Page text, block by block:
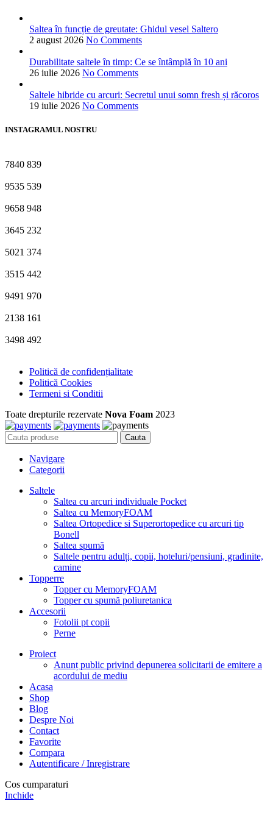
Saltea în funcție de greutate: Ghidul vesel Saltero
2 august 2026 No Comments
Durabilitate saltele în timp: Ce se întâmplă în 10 ani
26 iulie 2026 No Comments
Saltele hibride cu arcuri: Secretul unui somn fresh și răcoros
19 iulie 2026 No Comments
INSTAGRAMUL NOSTRU
7840 839
9535 539
9658 948
3645 232
5021 374
3515 442
9491 970
2138 161
3498 492
Politică de confidențialitate
Politică Cookies
Termeni si Conditii
Toate drepturile rezervate Nova Foam 2023
Cauta
Navigare
Categorii
Saltele
Saltea cu arcuri individuale Pocket
Saltea cu MemoryFOAM
Saltea Ortopedice si Superortopedice cu arcuri tip
Bonell
Saltea spumă
Saltele pentru adulți, copii, hoteluri/pensiuni, gradinite,
camine
Topperre
Topper cu MemoryFOAM
Topper cu spumă poliuretanica
Accesorii
Fotolii pt copii
Perne
Proiect
Anunț public privind depunerea solicitarii de emitere a
acordului de mediu
Acasa
Shop
Blog
Despre Noi
Contact
Favorite
Compara
Autentificare / Inregistrare
Cos cumparaturi
Inchide